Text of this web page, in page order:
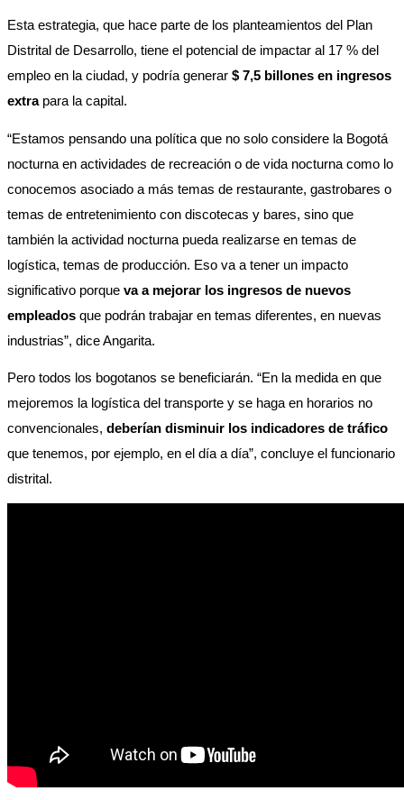
Esta estrategia, que hace parte de los planteamientos del Plan
Distrital de Desarrollo, tiene el potencial de impactar al 17 % del
empleo en la ciudad, y podría generar $ 7,5 billones en ingresos
extra para la capital.
“Estamos pensando una política que no solo considere la Bogotá
nocturna en actividades de recreación o de vida nocturna como lo
conocemos asociado a más temas de restaurante, gastrobares o
temas de entretenimiento con discotecas y bares, sino que
también la actividad nocturna pueda realizarse en temas de
logística, temas de producción. Eso va a tener un impacto
significativo porque va a mejorar los ingresos de nuevos
empleados que podrán trabajar en temas diferentes, en nuevas
industrias”, dice Angarita.
Pero todos los bogotanos se beneficiarán. “En la medida en que
mejoremos la logística del transporte y se haga en horarios no
convencionales,
que tenemos, por ejemplo, en el día a día”, concluye el funcionario
distrital.